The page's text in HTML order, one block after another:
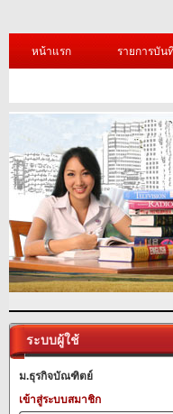
หน้าแรก รายการบัน
ระบบผู้ใช้
ม.ธุรกิจบัณฑิตย์
เข้าสู่ระบบสมาชิก